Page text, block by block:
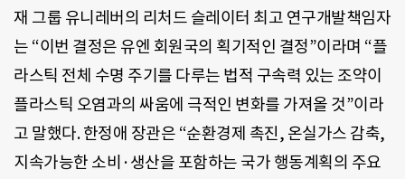
재 그룹 유니레버의 리처드 슬레이터 최고 연구개발책임자
는 “이번 결정은 유엔 회원국의 획기적인 결정”이라며 “플
라스틱 전체 수명 주기를 다루는 법적 구속력 있는 조약이
플라스틱 오염과의 싸움에 극적인 변화를 가져올 것”이라
고 말했다. 한정애 장관은 “순환경제 촉진, 온실가스 감축,
지속가능한 소비·생산을 포함하는 국가 행동계획의 주요